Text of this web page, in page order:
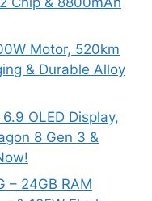
Motor, 520km
& Durable Alloy
OLED Display,
8 Gen 3 &
– 24GB RAM